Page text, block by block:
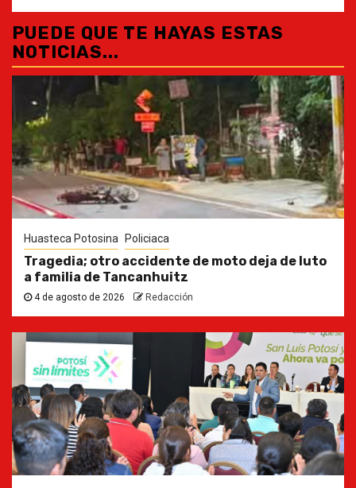
PUEDE QUE TE HAYAS ESTAS
NOTICIAS...
Huasteca Potosina Policiaca
Tragedia; otro accidente de moto deja de luto
a familia de Tancanhuitz
4 de agosto de 2026 Redacción